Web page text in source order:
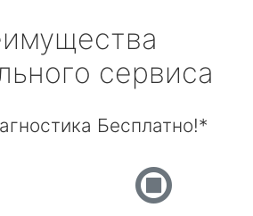
сервиса
Бесплатно!*